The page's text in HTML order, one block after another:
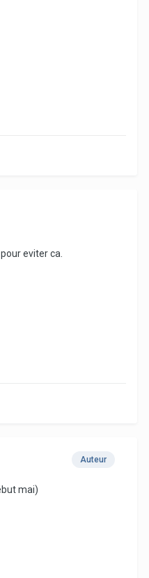
eviter ca.
Auteur
mai)